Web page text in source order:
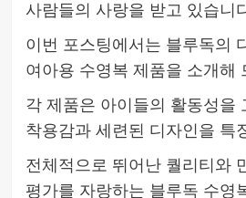
사람들의 사랑을 받고 있습니
이번 포스팅에서는 블루독의
여아용 수영복 제품을 소개해
각 제품은 아이들의 활동성을
착용감과 세련된 디자인을 특
전체적으로 뛰어난 퀄리티와
평가를 자랑하는 블루독 수영